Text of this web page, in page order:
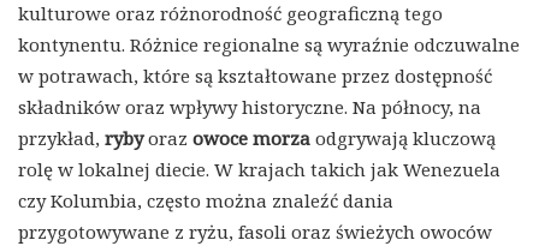
kulturowe oraz różnorodność geograficzną tego
kontynentu. Różnice regionalne są wyraźnie odczuwalne
w potrawach, które są kształtowane przez dostępność
składników oraz wpływy historyczne. Na północy, na
przykład, rybyoraz owoce morza odgrywają kluczową
rolę w lokalnej diecie. W krajach takich jak Wenezuela
czy Kolumbia, często można znaleźć dania
przygotowywane z ryżu, fasoli oraz świeżych owoców